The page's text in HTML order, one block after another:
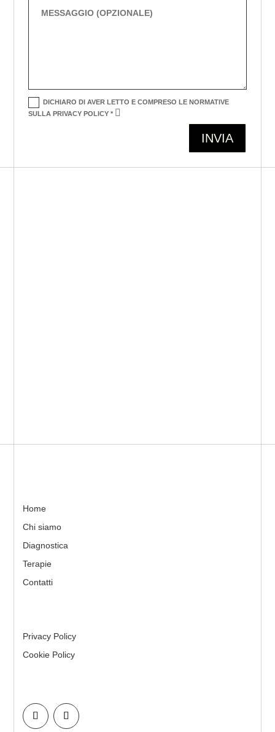
DICHIARO DI AVER LETTO E COMPRESO LE NORMATIVE
SULLA PRIVACY POLICY *
INVIA
Home
Chi siamo
Diagnostica
Terapie
Contatti
Privacy Policy
Cookie Policy